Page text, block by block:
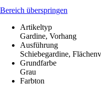
Bereich überspringen
Artikeltyp
Gardine, Vorhang
Ausführung
Schiebegardine,
Grundfarbe
Grau
Farbton